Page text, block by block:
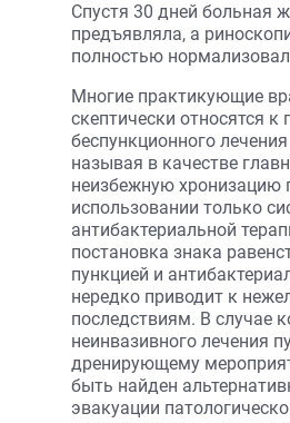
Спустя 30 дней больная
предъявляла, а
полностью
Многие практикующие
скептически относятся
беспункционного
называя в качестве
неизбежную хронизацию
использовании только
антибактериальной
постановка знака
пункцией и
нередко приводит к
последствиям. В случае
неинвазивного лечения
дренирующему
быть найден
эвакуации